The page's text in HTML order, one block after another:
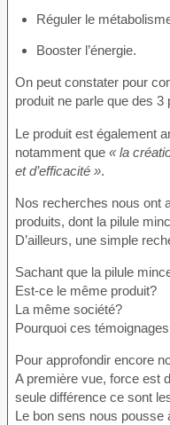
Réguler le
Booster l’énergie.
On peut constater pour
produit ne parle que des
Le produit est également
notamment que « la
et d’efficacité ».
Nos recherches nous ont
produits, dont la pilule
D’ailleurs, une simple
Sachant que la pilule
Est-ce le même produit?
La même société?
Pourquoi ces
Pour approfondir encore
A première vue, force est
seule différence ce sont
Le bon sens nous pousse